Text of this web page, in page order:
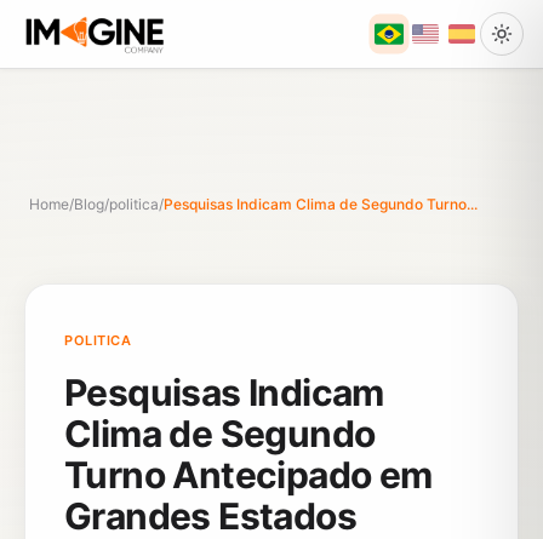
Home/Blog/politica/Pesquisas Indicam Clima de Segundo Turno...
POLITICA
Pesquisas Indicam
Clima de Segundo
Turno Antecipado em
Grandes Estados